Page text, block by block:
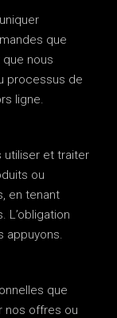
que
que nous
processus de
ligne.
utiliser et traiter
ou
en tenant
L’obligation
appuyons.
que
nos offres ou